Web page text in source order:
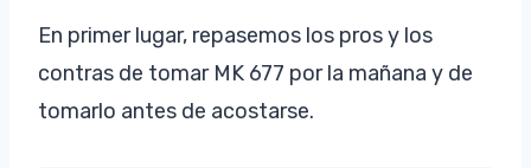
En primer lugar, repasemos los pros y los
contras de tomar MK 677 por la mañana y de
tomarlo antes de acostarse.